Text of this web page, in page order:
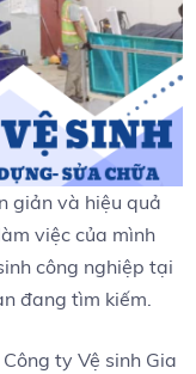
giản và hiệu quả
việc của mình
công nghiệp tại
đang tìm kiếm.
ty Vệ sinh Gia